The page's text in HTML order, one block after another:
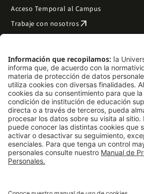
Acceso Temporal al Campus
Trabaje con nosotrosarrow_outward
Preguntas frecuentes
Filantropía y donacionesarrow_outward
Mapa del sitio arrow_outward
Síguenos
LinkedIn
Instagram
Facebook